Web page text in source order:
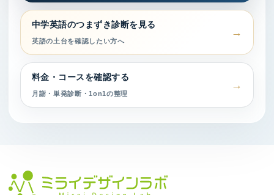
中学英語のつまずき診断を見る
英語の土台を確認したい方へ
料金・コースを確認する
月謝・単発診断・1on1の整理